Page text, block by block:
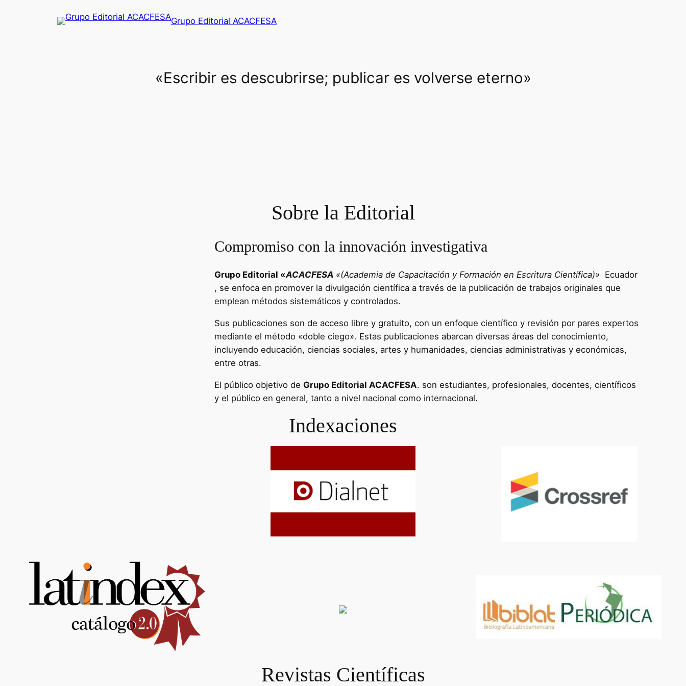
Grupo Editorial ACACFESA
«Escribir es descubrirse; publicar es volverse eterno»
Sobre la Editorial
Compromiso con la innovación investigativa
Grupo Editorial «ACACFESA «(Academia de Capacitación y Formación en Escritura Científica)» Ecuador
, se enfoca en promover la divulgación científica a través de la publicación de trabajos originales que
emplean métodos sistemáticos y controlados.
Sus publicaciones son de acceso libre y gratuito, con un enfoque científico y revisión por pares expertos
mediante el método «doble ciego». Estas publicaciones abarcan diversas áreas del conocimiento,
incluyendo educación, ciencias sociales, artes y humanidades, ciencias administrativas y económicas,
entre otras.
El público objetivo de Grupo Editorial ACACFESA. son estudiantes, profesionales, docentes, científicos
y el público en general, tanto a nivel nacional como internacional.
Indexaciones
Revistas Científicas